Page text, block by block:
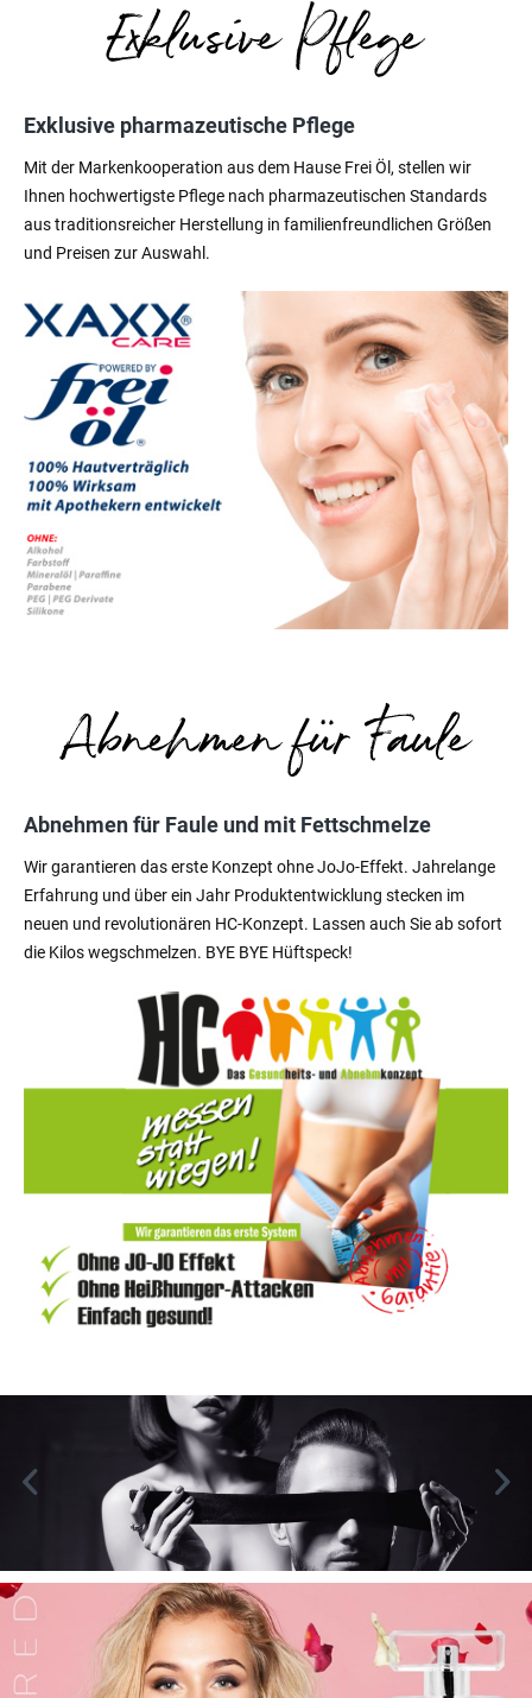
Exklusive pharmazeutische Pflege
Mit der Markenkooperation aus dem Hause Frei Öl, stellen wir
Ihnen hochwertigste Pflege nach pharmazeutischen Standards
aus traditionsreicher Herstellung in familienfreundlichen Größen
und Preisen zur Auswahl.
Abnehmen für Faule und mit Fettschmelze
Wir garantieren das erste Konzept ohne JoJo-Effekt. Jahrelange
Erfahrung und über ein Jahr Produktentwicklung stecken im
neuen und revolutionären HC-Konzept. Lassen auch Sie ab sofort
die Kilos wegschmelzen. BYE BYE Hüftspeck!